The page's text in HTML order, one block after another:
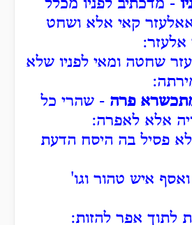
- מדכתיב לפניו מכלל
קאי אלא ושחט
אלעזר:
שחטה ומאי לפניו שלא
פרה - שהרי כל
אלא לאפרה:
פסיל בה היסח הדעת
איש טהור וגו'
לתוך אפר להזות: